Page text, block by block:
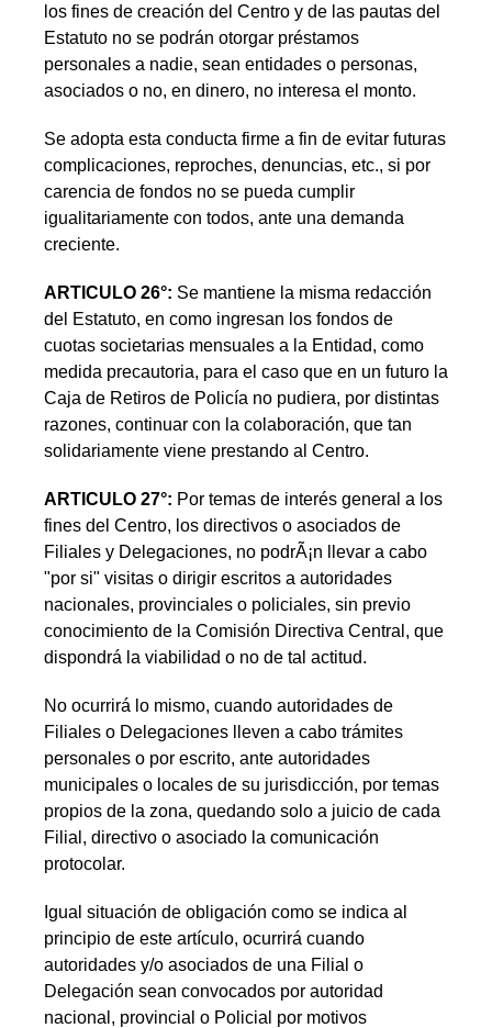
los fines de creación del Centro y de las pautas del
Estatuto no se podrán otorgar préstamos
personales a nadie, sean entidades o personas,
asociados o no, en dinero, no interesa el monto.
Se adopta esta conducta firme a fin de evitar futuras
complicaciones, reproches, denuncias, etc., si por
carencia de fondos no se pueda cumplir
igualitariamente con todos, ante una demanda
creciente.
ARTICULO 26°: Se mantiene la misma redacción
del Estatuto, en como ingresan los fondos de
cuotas societarias mensuales a la Entidad, como
medida precautoria, para el caso que en un futuro la
Caja de Retiros de Policía no pudiera, por distintas
razones, continuar con la colaboración, que tan
solidariamente viene prestando al Centro.
ARTICULO 27°: Por temas de interés general a los
fines del Centro, los directivos o asociados de
Filiales y Delegaciones, no podrÃ¡n llevar a cabo
"por si" visitas o dirigir escritos a autoridades
nacionales, provinciales o policiales, sin previo
conocimiento de la Comisión Directiva Central, que
dispondrá la viabilidad o no de tal actitud.
No ocurrirá lo mismo, cuando autoridades de
Filiales o Delegaciones lleven a cabo trámites
personales o por escrito, ante autoridades
municipales o locales de su jurisdicción, por temas
propios de la zona, quedando solo a juicio de cada
Filial, directivo o asociado la comunicación
protocolar.
Igual situación de obligación como se indica al
principio de este artículo, ocurrirá cuando
autoridades y/o asociados de una Filial o
Delegación sean convocados por autoridad
nacional, provincial o Policial por motivos